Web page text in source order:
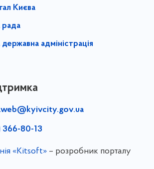
Києва
рада
державна адміністрація
366-80-13
«Kitsoft»– розробник порталу